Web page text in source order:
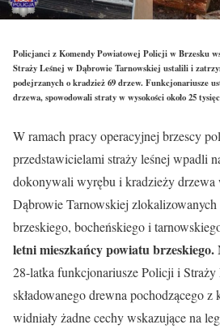
Policjanci z Komendy Powiatowej Policji w Brzesku
Straży Leśnej w Dąbrowie Tarnowskiej ustalili i
podejrzanych o kradzież 69 drzew. Funkcjonariusze
drzewa, spowodowali straty w wysokości około 25
W ramach pracy operacyjnej brzescy
przedstawicielami straży leśnej wpadli
dokonywali wyrębu i kradzieży drzewa
Dąbrowie Tarnowskiej zlokalizowanych
brzeskiego, bocheńskiego i
letni mieszkańcy powiatu brzeskiego.
28-latka funkcjonariusze Policji i Straży
składowanego drewna pochodzącego
widniały żadne cechy wskazujące na